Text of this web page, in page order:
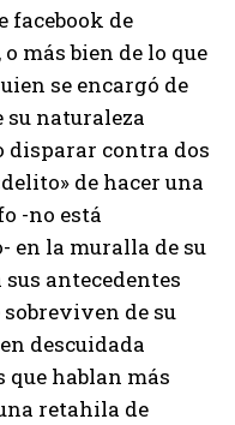
facebook de
más bien de lo que
se encargó de
su naturaleza
disparar contra dos
de hacer una
-no está
en la muralla de su
antecedentes
de su
descuidada
hablan más
retahila de